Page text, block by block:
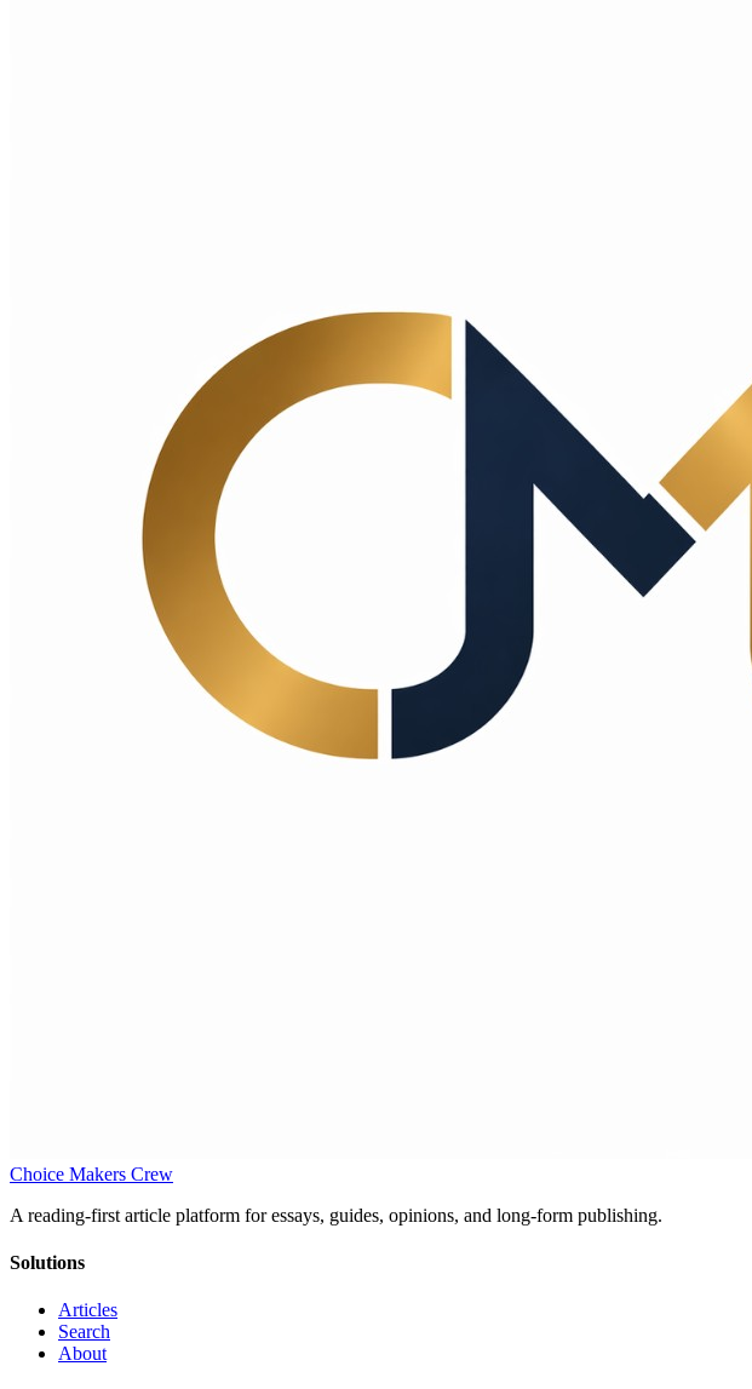
Choice Makers Crew
A reading-first article platform for essays, guides, opinions, and long-form publishing.
Solutions
Articles
Search
About